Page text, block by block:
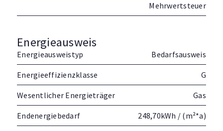
Mehrwertsteuer
Energieausweis
Energieausweistyp Bedarfsausweis
Energieeffizienzklasse G
Wesentlicher Energieträger Gas
Endenergiebedarf 248,70kWh / (m²*a)